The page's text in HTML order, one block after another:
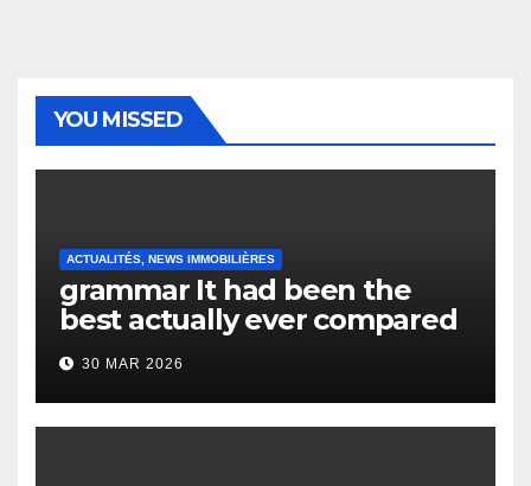
YOU MISSED
ACTUALITÉS, NEWS IMMOBILIÈRES
grammar It had been the
best actually ever compared
to it’s the top actually?
English Vocabulary Learners
Heap Change
30 MAR 2026